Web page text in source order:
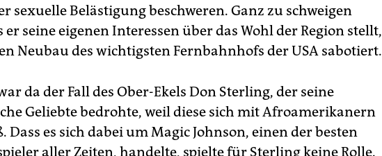
sexuelle Belästigung beschweren. Ganz zu schweigen
er seine eigenen Interessen über das Wohl der Region stellt,
Neubau des wichtigsten Fernbahnhofs der USA sabotiert.
da der Fall des Ober-Ekels Don Sterling, der seine
Geliebte bedrohte, weil diese sich mit Afroamerikanern
Dass es sich dabei um Magic Johnson, einen der besten
aller Zeiten, handelte, spielte für Sterling keine Rolle.